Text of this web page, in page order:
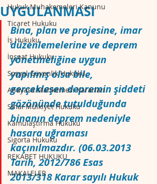
Hukuk Muhakemeleri Kanunu
Ticaret Hukuku
İş Hukuku
İnşaat Hukuku
Sosyal Güvenlik Hukuku
Anayasa Mahkemesi Kararları
Sınai Mülkiyet Hukuku
Kamulaştırma Hukuku
Sigorta Hukuku
REKABET HUKUKU
MAKALELER
UYGULANMASI
Bina, plan ve projesine, imar
düzenlemelerine ve deprem
yönetmeliğine uygun
yapılmış olsa bile,
gerçekleşen depremin şiddeti
gözönünde tutulduğunda
binanın deprem nedeniyle
hasara uğraması
kaçınılmazdır. (06.03.2013
Tarih, 2012/786 Esas
2013/318 Karar sayılı Hukuk